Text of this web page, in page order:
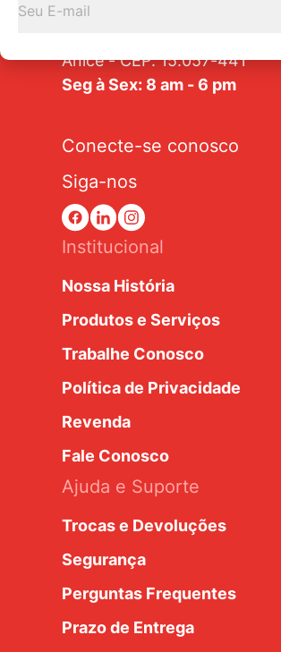
Av. Tarraf, 2570/2580 -
Anice - CEP: 15.057-441
Seg à Sex: 8 am - 6 pm
Conecte-se conosco
Siga-nos
Institucional
Nossa História
Produtos e Serviços
Trabalhe Conosco
Política de Privacidade
Revenda
Fale Conosco
Ajuda e Suporte
Trocas e Devoluções
Segurança
Perguntas Frequentes
Prazo de Entrega